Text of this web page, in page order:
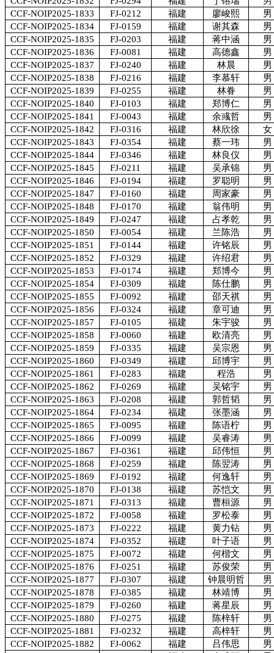
CCF-NOIP2025-1833
FJ-0212 福建 廖峻熙
男
CCF-NOIP2025-1834
FJ-0159 福建 谢其森
男
CCF-NOIP2025-1835
FJ-0203 福建 蒋中涵
男
CCF-NOIP2025-1836
FJ-0081 福建 高德鑫
男
CCF-NOIP2025-1837
FJ-0240 福建 林晨
男
CCF-NOIP2025-1838
FJ-0216 福建 李慕轩
男
CCF-NOIP2025-1839
FJ-0255 福建 林眷
男
CCF-NOIP2025-1840
FJ-0103 福建 郑博仁
男
CCF-NOIP2025-1841
FJ-0043 福建 余彧哲
男
CCF-NOIP2025-1842
FJ-0316 福建 林欣徐
女
CCF-NOIP2025-1843
FJ-0354 福建 蔡一玮
男
CCF-NOIP2025-1844
FJ-0346 福建 林良仪
男
CCF-NOIP2025-1845
FJ-0211 福建 吴承锦
男
CCF-NOIP2025-1846
FJ-0194 福建 罗聪明
男
CCF-NOIP2025-1847
FJ-0160 福建 周家豪
男
CCF-NOIP2025-1848
FJ-0170 福建 翁伟明
男
CCF-NOIP2025-1849
FJ-0247 福建 占孝乾
男
CCF-NOIP2025-1850
FJ-0054 福建 兰陈浩
男
CCF-NOIP2025-1851
FJ-0144 福建 许铭辰
男
CCF-NOIP2025-1852
FJ-0329 福建 许绍君
男
CCF-NOIP2025-1853
FJ-0174 福建 郑博今
男
CCF-NOIP2025-1854
FJ-0309 福建 陈仕鹏
男
CCF-NOIP2025-1855
FJ-0092 福建 邵天祺
男
CCF-NOIP2025-1856
FJ-0324 福建 章可迪
男
CCF-NOIP2025-1857
FJ-0105 福建 朱宇骏
男
CCF-NOIP2025-1858
FJ-0060 福建 欧清亮
男
CCF-NOIP2025-1859
FJ-0335 福建 吴宗恩
男
CCF-NOIP2025-1860
FJ-0349 福建 邱博宇
男
CCF-NOIP2025-1861
FJ-0283 福建 程浩
男
CCF-NOIP2025-1862
FJ-0269 福建 吴铭宇
男
CCF-NOIP2025-1863
FJ-0208 福建 郭哲韬
男
CCF-NOIP2025-1864
FJ-0234 福建 张墨涵
男
CCF-NOIP2025-1865
FJ-0095 福建 陈语柠
男
CCF-NOIP2025-1866
FJ-0099 福建 吴睿涛
男
CCF-NOIP2025-1867
FJ-0361 福建 邱伟恒
男
CCF-NOIP2025-1868
FJ-0259 福建 陈翌涛
男
CCF-NOIP2025-1869
FJ-0192 福建 何逸轩
男
CCF-NOIP2025-1870
FJ-0138 福建 苏恺文
男
CCF-NOIP2025-1871
FJ-0313 福建 曹桓源
男
CCF-NOIP2025-1872
FJ-0058 福建 罗松泰
男
CCF-NOIP2025-1873
FJ-0222 福建 黄力钻
男
CCF-NOIP2025-1874
FJ-0352 福建 叶子语
男
CCF-NOIP2025-1875
FJ-0072 福建 何楷文
男
CCF-NOIP2025-1876
FJ-0251 福建 苏俊荣
男
CCF-NOIP2025-1877
FJ-0307 福建 钟晨明哲
男
CCF-NOIP2025-1878
FJ-0385 福建 林靖博
男
CCF-NOIP2025-1879
FJ-0260 福建 蒋星辰
男
CCF-NOIP2025-1880
FJ-0275 福建 陈梓轩
男
CCF-NOIP2025-1881
FJ-0232 福建 高梓轩
男
CCF-NOIP2025-1882
FJ-0062 福建 吕伟思
男